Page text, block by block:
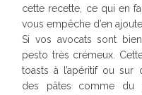
cette recette, ce qui en
vous empêche d’en
Si vos avocats sont
pesto très crémeux.
toasts à l’apéritif ou sur
des pâtes comme du